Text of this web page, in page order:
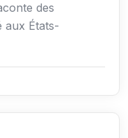
des
aux États-